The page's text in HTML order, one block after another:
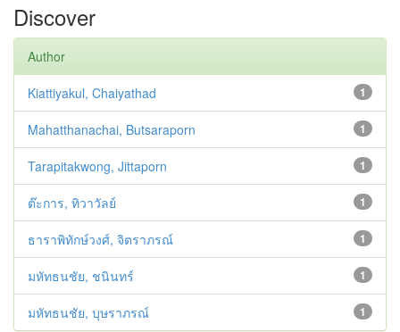
Discover
Author
1
Kiattiyakul, Chaiyathad
1
Mahatthanachai, Butsaraporn
1
Tarapitakwong, Jittaporn
1
ต๊ะการ, ทิวาวัลย์
1
ธาราพิทักษ์วงศ์, จิตราภรณ์
1
มหัทธนชัย, ชนินทร์
1
มหัทธนชัย, บุษราภรณ์